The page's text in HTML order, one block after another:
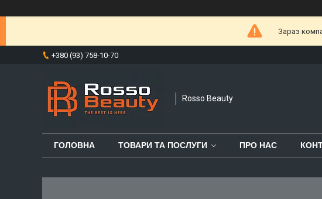
Зараз
+380 (93) 758-10-70
Rosso Beauty
ГОЛОВНА ТОВАРИ ТА ПОСЛУГИ ПРО НАС